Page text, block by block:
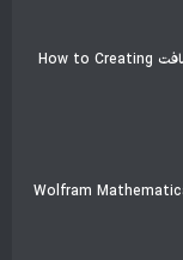
آموزش تصویری ساخت اکانت مایکروسافت How to Creating